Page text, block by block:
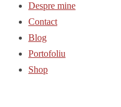
Despre mine
Contact
Blog
Portofoliu
Shop